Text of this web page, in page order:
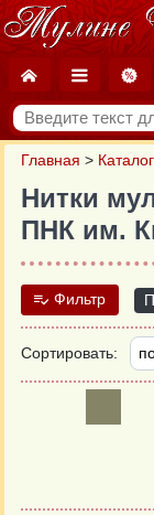
Главная > Каталог
Нитки
ПНК им.
Фильтр
Сортировать: